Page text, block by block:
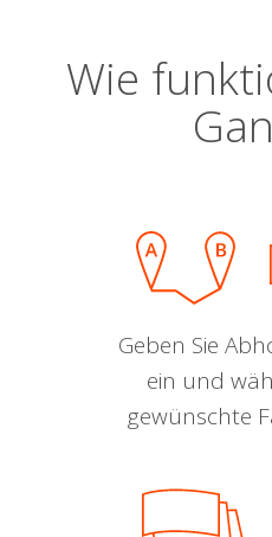
Wie
Geben Sie
ein und
gewünschte